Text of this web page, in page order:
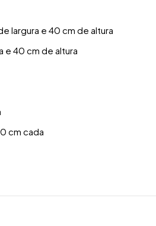
largura e 40 cm de altura
e 40 cm de altura
cm cada